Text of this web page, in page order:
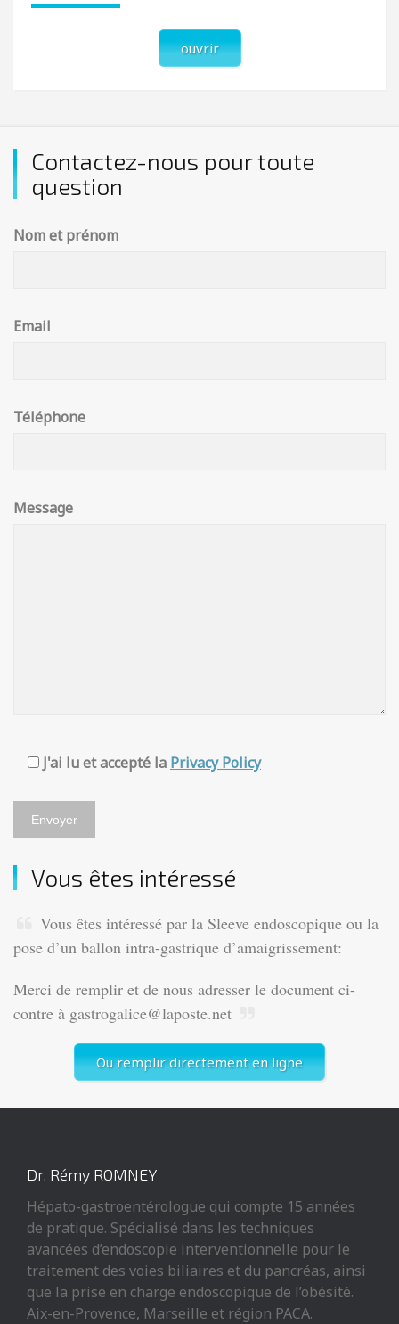
ouvrir
Contactez-nous pour toute
question
Nom et prénom
Email
Téléphone
Message
J'ai lu et accepté la Privacy Policy
Vous êtes intéressé
Vous êtes intéressé par la Sleeve endoscopique ou la
pose d’un ballon intra-gastrique d’amaigrissement:
Merci de remplir et de nous adresser le document ci-
contre à gastrogalice@laposte.net
Ou remplir directement en ligne
Dr. Rémy ROMNEY
Hépato-gastroentérologue qui compte 15 années
de pratique. Spécialisé dans les techniques
avancées d’endoscopie interventionnelle pour le
traitement des voies biliaires et du pancréas, ainsi
que la prise en charge endoscopique de l’obésité.
Aix-en-Provence, Marseille et région PACA.